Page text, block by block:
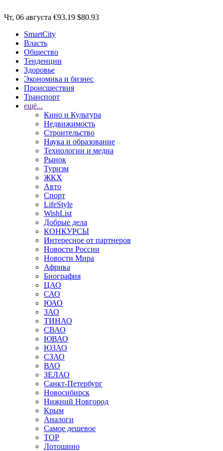
Чт, 06 августа €93.19 $80.93
SmartCity
Власть
Общество
Тенденции
Здоровье
Экономика и бизнес
Происшествия
Транспорт
ещё...
Кино и Культура
Недвижимость
Строительство
Наука и образование
Технологии и медиа
Рынок
Туризм
ЖКХ
Авто
Спорт
LifeStyle
WishList
Добрые дела
КОНКУРСЫ
Интересное от партнеров
Новости России
Новости Мира
Африка
Биография
ЦАО
САО
ЮАО
ЗАО
ТИНАО
СВАО
ЮВАО
ЮЗАО
СЗАО
ВАО
ЗЕЛАО
Санкт-Петербург
Новосибирск
Нижний Новгород
Крым
Аналоги
Самое дешевое
TOP
Лотошино